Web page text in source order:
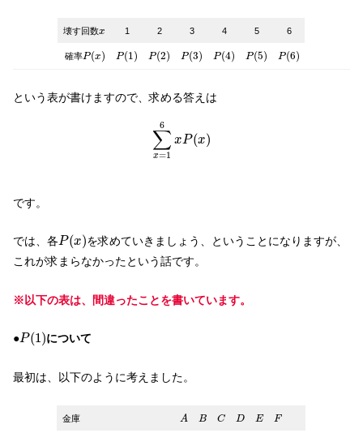
壊す回数x
x 1 2 3 4 5 6
確率P(x)
P(x P(1)
P(1 ) P(2)
P(2) P(3)
P(3) P(4)
P(4) P(5)
P(5) P(6)
P(6)
という表が書けますので、求める答えは
6
∑
x=1
xP(x)
∑x
です。
では、各P(x)
P(x ) を求めていきましょう、ということになりますが、
これが求まらなかったという話です。
※以下の表は、間違ったことを書いています。
●P(1)
P(1 )について
最初は、以下のように考えました。
金庫 A
A B
B C
C D
D E
E F
F